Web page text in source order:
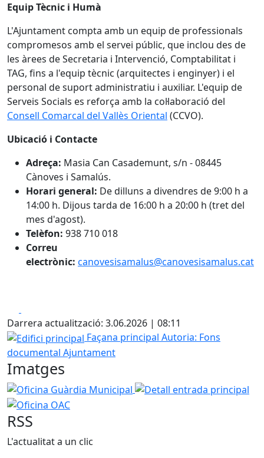
Equip Tècnic i Humà
L'Ajuntament compta amb un equip de professionals
compromesos amb el servei públic, que inclou des de
les àrees de Secretaria i Intervenció, Comptabilitat i
TAG, fins a l'equip tècnic (arquitectes i enginyer) i el
personal de suport administratiu i auxiliar. L'equip de
Serveis Socials es reforça amb la col·laboració del
Consell Comarcal del Vallès Oriental (CCVO).
Ubicació i Contacte
Adreça: Masia Can Casademunt, s/n - 08445
Cànoves i Samalús.
Horari general: De dilluns a divendres de 9:00 h a
14:00 h. Dijous tarda de 16:00 h a 20:00 h (tret del
mes d'agost).
Telèfon: 938 710 018
Correu
electrònic: canovesisamalus@canovesisamalus.cat
Darrera actualització: 3.06.2026 | 08:11
Edifici principal
Façana principal Autoria: Fons
documental Ajuntament
Imatges
Oficina Guàrdia Municipal Detall entrada principal
RSS
L'actualitat a un clic